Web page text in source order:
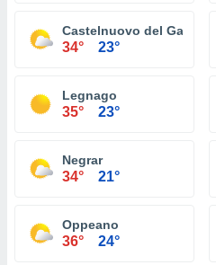
Castelnuovo del Garda
34° 23°
Legnago
35° 23°
Negrar
34° 21°
Oppeano
36° 24°